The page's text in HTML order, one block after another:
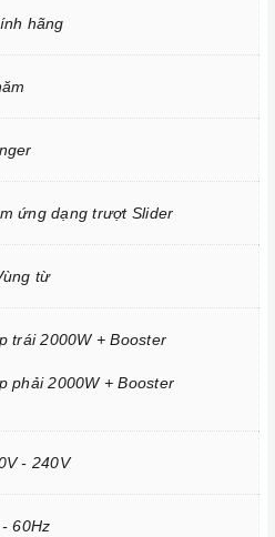
in Germany.
hãng
ứng dạng trượt Slider
từ
trái 2000W + Booster
phải 2000W + Booster
- 240V
60Hz